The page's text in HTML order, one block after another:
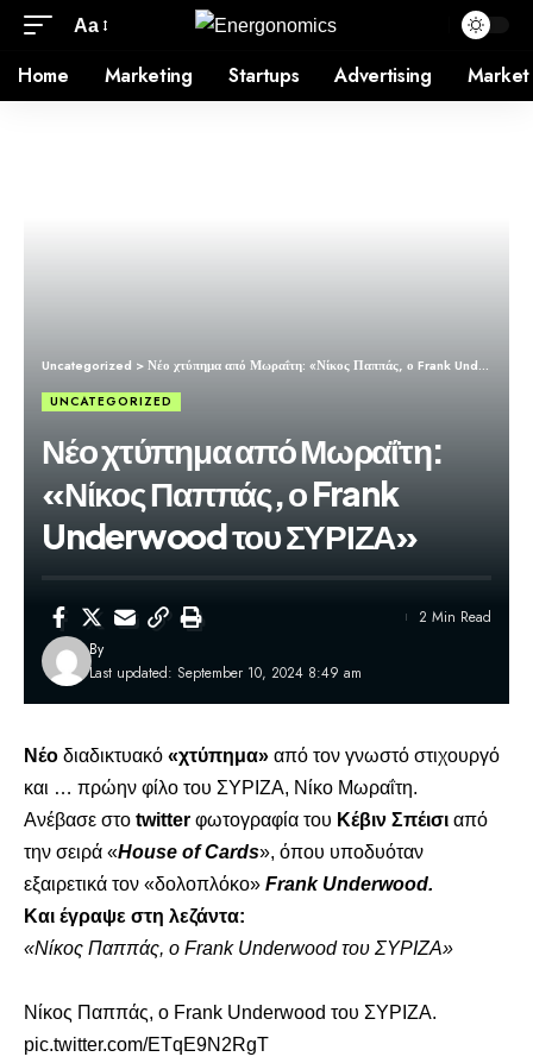
Aa
Home Marketing Startups Advertising Market
Uncategorized >Νέο χτύπημα από Μωραΐτη: «Νίκος Παππάς, ο Frank Underwood του ΣΥΡΙΖΑ»
UNCATEGORIZED
Νέο χτύπημα από Μωραΐτη:
«Νίκος Παππάς, ο Frank
Underwood του ΣΥΡΙΖΑ»
Last updated: September 10, 2024 8:49 am
By
2 Min Read
Νέο διαδικτυακό «χτύπημα» από τον γνωστό στιχουργό
και … πρώην φίλο του ΣΥΡΙΖΑ, Νίκο Μωραΐτη.
Ανέβασε στο twitter φωτογραφία του Κέβιν Σπέισι από
την σειρά «House of Cards», όπου υποδυόταν
εξαιρετικά τον «δολοπλόκο» Frank Underwood.
Και έγραψε στη λεζάντα:
«Νίκος Παππάς, ο Frank Underwood του ΣΥΡΙΖΑ»
Νίκος Παππάς, ο Frank Underwood του ΣΥΡΙΖΑ.
pic.twitter.com/ETqE9N2RgT